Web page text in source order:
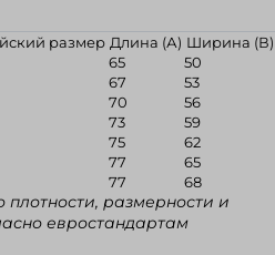
размер Длина (А) Ширина (В)
65
50
67
53
70
56
73
59
75
62
77
65
77 68
размерности и
евростандартам